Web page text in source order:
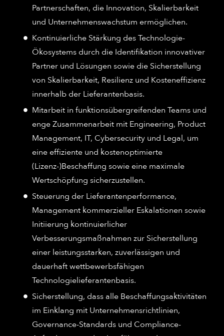
Partnerschaften, die Innovation, Skalierbarkeit
und Unternehmenswachstum ermöglichen.
Kontinuierliche Stärkung des Technologie-
Ökosystems durch die Identifikation innovativer
Partner und Lösungen sowie die Sicherstellung
von Skalierbarkeit, Resilienz und Kosteneffizienz
innerhalb der Lieferantenbasis.
Mitarbeit in funktionsübergreifenden Teams und
enge Zusammenarbeit mit Engineering, Product
Management, IT, Cybersecurity und Legal, um
eine effiziente und kostenoptimierte
(Lizenz-)Beschaffung sowie eine maximale
Wertschöpfung sicherzustellen.
Steuerung der Lieferantenperformance,
Management kommerzieller Eskalationen sowie
Initiierung kontinuierlicher
Verbesserungsmaßnahmen zur Sicherstellung
einer leistungsstarken, zuverlässigen und
dauerhaft wettbewerbsfähigen
Technologielieferantenbasis.
Sicherstellung, dass alle Beschaffungsaktivitäten
im Einklang mit Unternehmensrichtlinien,
Governance-Standards und Compliance-